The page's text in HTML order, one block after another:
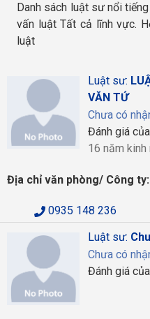
Danh sách luật sư nổi
vấn luật Tất cả lĩnh vực.
luật
Luật sư:
VĂN TỨ
Chưa có
Đánh giá
16 năm kinh
Địa chỉ văn phòng/ Công ty:
0935 148 236
Luật sư:
Chưa có
Đánh giá